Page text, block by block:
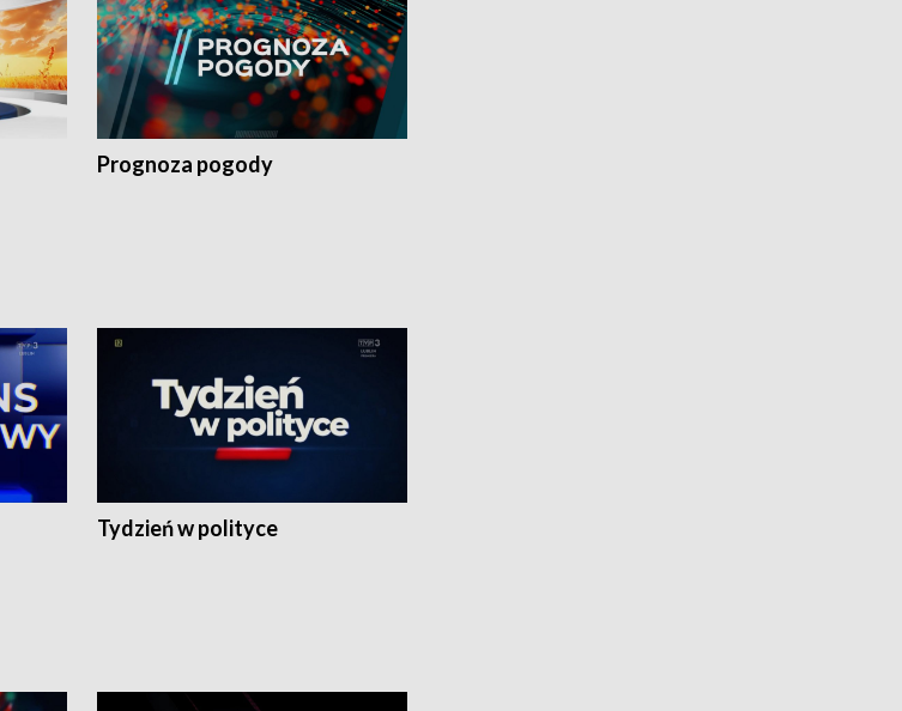
Prognoza pogody
Tydzień w polityce